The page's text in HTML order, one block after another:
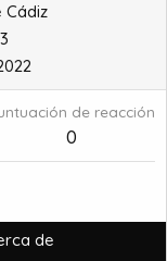
Cádiz
de reacción
0
de